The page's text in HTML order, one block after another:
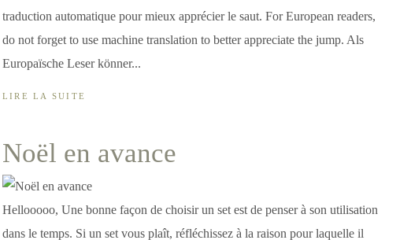
traduction automatique pour mieux apprécier le saut. For European readers,
do not forget to use machine translation to better appreciate the jump. Als
Europaïsche Leser könner...
LIRE LA SUITE
Noël en avance
Hellooooo, Une bonne façon de choisir un set est de penser à son utilisation
dans le temps. Si un set vous plaît, réfléchissez à la raison pour laquelle il